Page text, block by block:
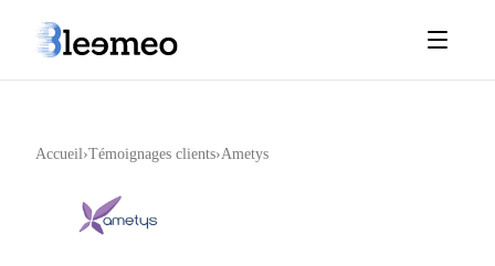
Accueil›Témoignages clients›Ametys